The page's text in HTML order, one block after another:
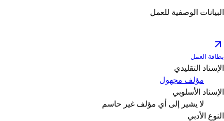
البيانات الوصفية للعمل
بطاقة العمل
الإسناد التقليدي
مؤلف مجهول
الإسناد الأسلوبي
لا يشير إلى أي مؤلف غير حاسم
النوع الأدبي